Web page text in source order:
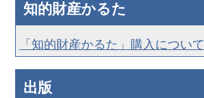
知的財産かるた
「知的財産かるた」購入について
出版